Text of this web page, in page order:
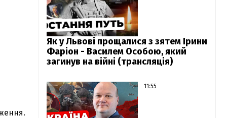
Як у Львові прощалися з зятем Ірини
Фаріон - Василем Особою, який
загинув на війні (трансляція)
11:55